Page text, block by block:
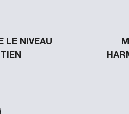
LE NIVEAU